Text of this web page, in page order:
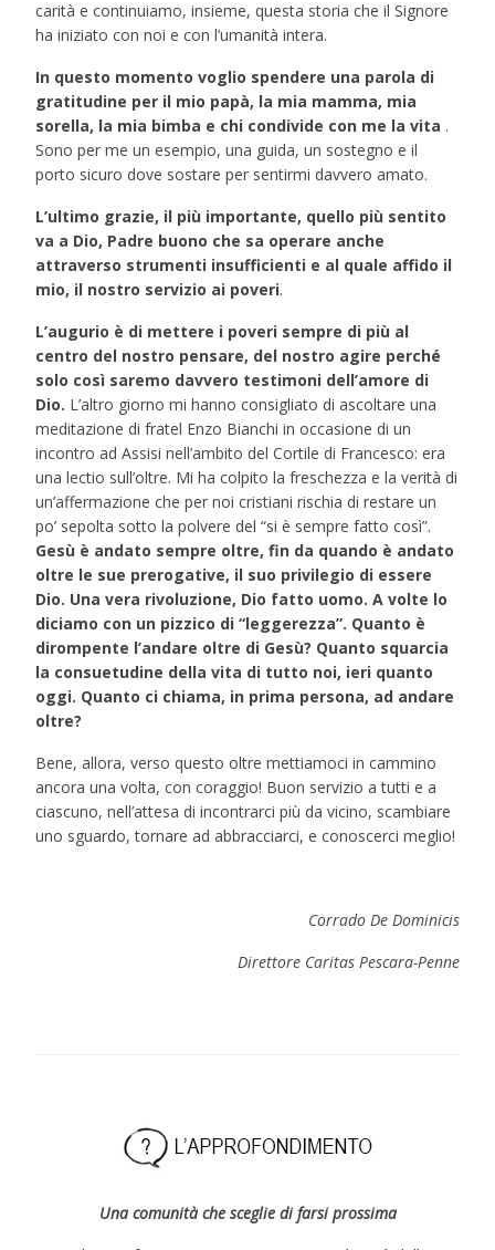
carità e continuiamo, insieme, questa storia che il Signore
ha iniziato con noi e con l’umanità intera.
In questo momento voglio spendere una parola di
gratitudine per il mio papà, la mia mamma, mia
sorella, la mia bimba e chi condivide con me la vita .
Sono per me un esempio, una guida, un sostegno e il
porto sicuro dove sostare per sentirmi davvero amato.
L’ultimo grazie, il più importante, quello più sentito
va a Dio, Padre buono che sa operare anche
attraverso strumenti insufficienti e al quale affido il
mio, il nostro servizio ai poveri.
L’augurio è di mettere i poveri sempre di più al
centro del nostro pensare, del nostro agire perché
solo così saremo davvero testimoni dell’amore di
Dio. L’altro giorno mi hanno consigliato di ascoltare una
meditazione di fratel Enzo Bianchi in occasione di un
incontro ad Assisi nell’ambito del Cortile di Francesco: era
una lectio sull’oltre. Mi ha colpito la freschezza e la verità di
un’affermazione che per noi cristiani rischia di restare un
po’ sepolta sotto la polvere del “si è sempre fatto così”.
Gesù è andato sempre oltre, fin da quando è andato
oltre le sue prerogative, il suo privilegio di essere
Dio. Una vera rivoluzione, Dio fatto uomo. A volte lo
diciamo con un pizzico di “leggerezza”. Quanto è
dirompente l’andare oltre di Gesù? Quanto squarcia
la consuetudine della vita di tutto noi, ieri quanto
oggi. Quanto ci chiama, in prima persona, ad andare
oltre?
Bene, allora, verso questo oltre mettiamoci in cammino
ancora una volta, con coraggio! Buon servizio a tutti e a
ciascuno, nell’attesa di incontrarci più da vicino, scambiare
uno sguardo, tornare ad abbracciarci, e conoscerci meglio!
Corrado De Dominicis
Direttore Caritas Pescara-Penne
Una comunità che sceglie di farsi prossima